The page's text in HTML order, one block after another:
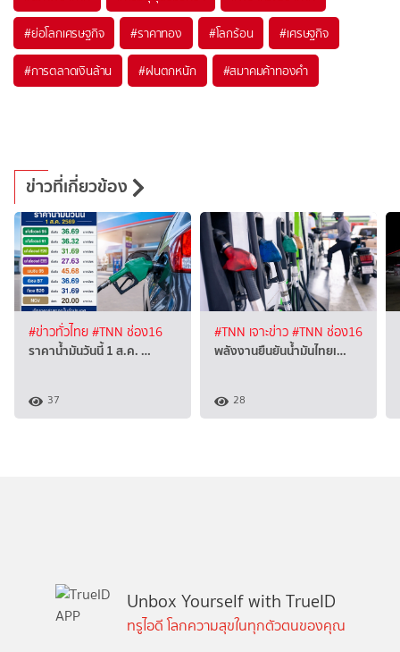
#ย่อโลกเศรษฐกิจ #ราคาทอง #โลกร้อน #เศรษฐกิจ
#การตลาดเงินล้าน #ฝนตกหนัก #สมาคมค้าทองคำ
ข่าวที่เกี่ยวข้อง
#ข่าวทั่วไทย#TNN ช่อง16
ราคาน้ำมันวันนี้ 1 ส.ค. …
37
#TNN เจาะข่าว#TNN ช่อง16
พลังงานยืนยันน้ำมันไทยเ…
28
Unbox Yourself with TrueID
ทรูไอดี โลกความสุขในทุกตัวตนของคุณ